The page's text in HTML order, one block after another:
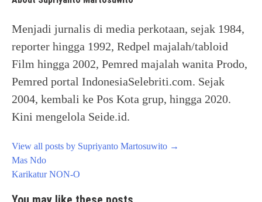
Menjadi jurnalis di media perkotaan, sejak 1984,
reporter hingga 1992, Redpel majalah/tabloid
Film hingga 2002, Pemred majalah wanita Prodo,
Pemred portal IndonesiaSelebriti.com. Sejak
2004, kembali ke Pos Kota grup, hingga 2020.
Kini mengelola Seide.id.
View all posts by Supriyanto Martosuwito →
Post
navigation
Mas Ndo
Karikatur NON-O